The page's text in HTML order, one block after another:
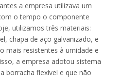
a empresa utilizava um
o tempo o componente
utilizamos três materiais:
chapa de aço galvanizado, e
mais resistentes à umidade e
a empresa adotou sistema
borracha flexível e que não